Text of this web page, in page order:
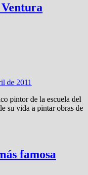
de 2011
pintor de la escuela del
su vida a pintar obras de
famosa